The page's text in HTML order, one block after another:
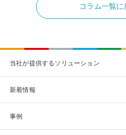
コラム一覧に
当社が提供する ソリューション
新着情報
事例